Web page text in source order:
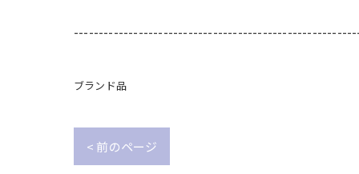
ブランド品
< 前のページ